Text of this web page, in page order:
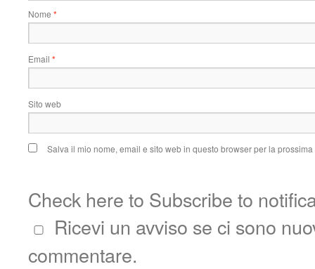
Nome *
Email *
Sito web
Salva il mio nome, email e sito web in questo browser per la
Check here to Subscribe to
Ricevi un avviso se ci sono
commentare.